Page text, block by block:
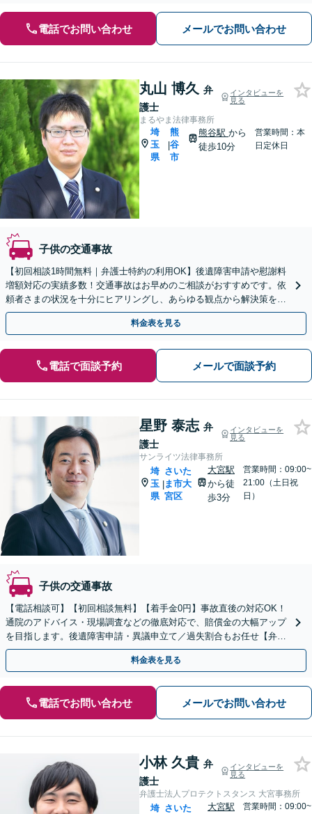
電話でお問い合わせ メールでお問い合わせ
丸山 博久 弁
護士
インタビューを
見る
まるやま法律事務所
埼
玉
県
|
熊
谷
市
熊谷駅 から
徒歩10分
営業時間：本
日定休日
子供の交通事故
【初回相談1時間無料｜弁護士特約の利用OK】後遺障害申請や慰謝料
増額対応の実績多数！交通事故はお早めのご相談がおすすめです。依
頼者さまの状況を十分にヒアリングし、あらゆる観点から解決策をご
提案いたします【熊谷駅徒歩10分】
料金表を見る
電話で面談予約 メールで面談予約
星野 泰志 弁
護士
インタビューを
見る
サンライツ法律事務所
埼
玉
県
|
さいた
ま市大
宮区
大宮駅
から徒
歩3分
営業時間：09:00~
21:00（土日祝
日）
子供の交通事故
【電話相談可】【初回相談無料】【着手金0円】事故直後の対応OK！
通院のアドバイス・現場調査などの徹底対応で、賠償金の大幅アップ
を目指します。後遺障害申請・異議申立て／過失割合もお任せ【弁護
士特約利用可】【完全個室】【大宮駅3分】
料金表を見る
電話でお問い合わせ メールでお問い合わせ
小林 久貴 弁
護士
インタビューを
見る
弁護士法人プロテクトスタンス 大宮事務所
埼 さいた
大宮駅
営業時間：09:00~